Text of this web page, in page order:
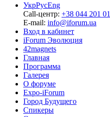
УкрРусEng
Call-центр: +38 044 201
E-mail: info@iforum.ua
Вход в кабинет
iForum Эволюция
42magnets
Главная
Программа
Галерея
О форуме
Expo-iForum
Город Будущего
Спикеры